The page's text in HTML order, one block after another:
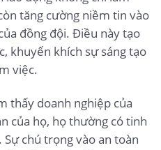
tăng cường niềm tin vào
đồng đội. Điều này tạo
khuyến khích sự sáng tạo
việc.
thấy doanh nghiệp của
của họ, họ thường có tinh
chú trọng vào an toàn